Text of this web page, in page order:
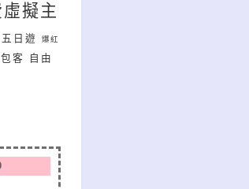
擬主
日遊 爆紅
客 自由